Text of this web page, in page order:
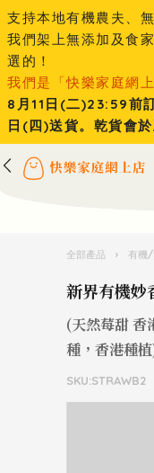
支持本地有機農夫、
我們架上無添加及食
選的！
我們是「快樂家庭網上
8月11日(二)23:59前
日(四)送貨。乾貨會於
全部產品 › 有機/
新界有機妙
(天然莓甜 香
種，香港種
SKU:STRAWB2